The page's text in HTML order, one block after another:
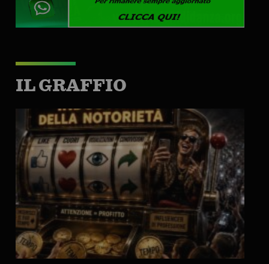
IL GRAFFIO